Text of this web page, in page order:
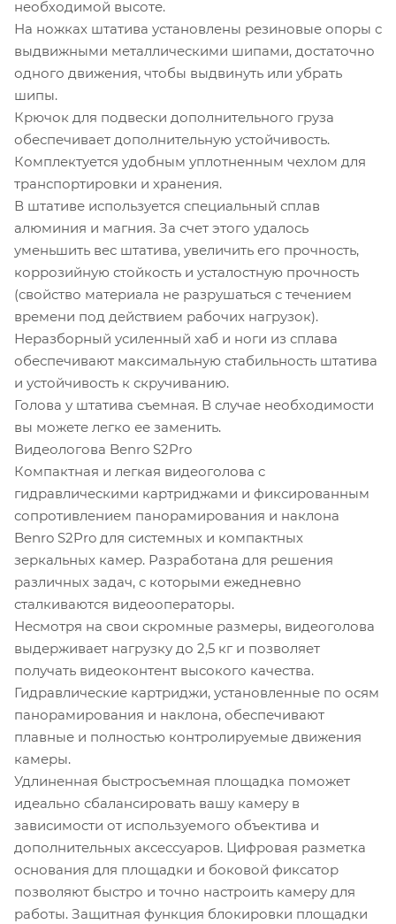
необходимой высоте.
На ножках штатива установлены резиновые опоры с
выдвижными металлическими шипами, достаточно
одного движения, чтобы выдвинуть или убрать
шипы.
Крючок для подвески дополнительного груза
обеспечивает дополнительную устойчивость.
Комплектуется удобным уплотненным чехлом для
транспортировки и хранения.
В штативе используется специальный сплав
алюминия и магния. За счет этого удалось
уменьшить вес штатива, увеличить его прочность,
коррозийную стойкость и усталостную прочность
(свойство материала не разрушаться с течением
времени под действием рабочих нагрузок).
Неразборный усиленный хаб и ноги из сплава
обеспечивают максимальную стабильность штатива
и устойчивость к скручиванию.
Голова у штатива съемная. В случае необходимости
вы можете легко ее заменить.
Видеологова Benro S2Pro
Компактная и легкая видеоголова c
гидравлическими картриджами и фиксированным
сопротивлением панорамирования и наклона
Benro S2Pro для системных и компактных
зеркальных камер. Разработана для решения
различных задач, с которыми ежедневно
сталкиваются видеооператоры.
Несмотря на свои скромные размеры, видеоголова
выдерживает нагрузку до 2,5 кг и позволяет
получать видеоконтент высокого качества.
Гидравлические картриджи, установленные по осям
панорамирования и наклона, обеспечивают
плавные и полностью контролируемые движения
камеры.
Удлиненная быстросъемная площадка поможет
идеально сбалансировать вашу камеру в
зависимости от используемого объектива и
дополнительных аксессуаров. Цифровая разметка
основания для площадки и боковой фиксатор
позволяют быстро и точно настроить камеру для
работы. Защитная функция блокировки площадки